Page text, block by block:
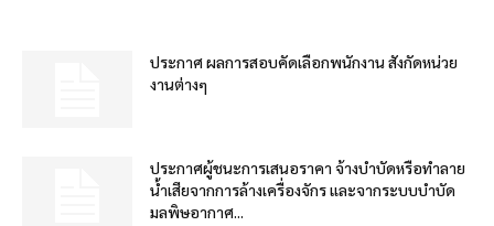
ประกาศ ผลการสอบคัดเลือกพนักงาน สังกัดหน่วย
งานต่างๆ
ประกาศผู้ชนะการเสนอราคา จ้างบำบัดหรือทำลาย
น้ำเสียจากการล้างเครื่องจักร และจากระบบบำบัด
มลพิษอากาศ...